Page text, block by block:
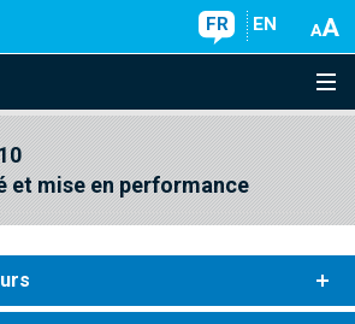
FR EN
et mise en performance